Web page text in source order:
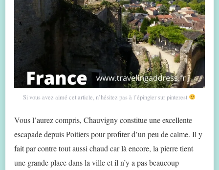
Si vous avez aimé cet article, n’hésitez pas à l’épingler sur pinterest
Vous l’aurez compris, Chauvigny constitue une excellente
escapade depuis Poitiers pour profiter d’un peu de calme. Il y
fait par contre tout aussi chaud car là encore, la pierre tient
une grande place dans la ville et il n’y a pas beaucoup